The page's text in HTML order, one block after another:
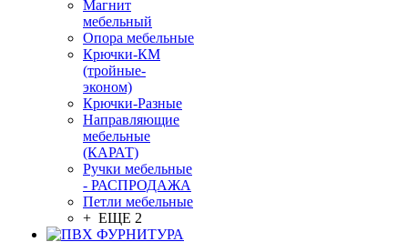
Магнит
мебельный
Опора мебельные
Крючки-КМ
(тройные-
эконом)
Крючки-Разные
Направляющие
мебельные
(КАРАТ)
Ручки мебельные
- РАСПРОДАЖА
Петли мебельные
+ ЕЩЕ 2